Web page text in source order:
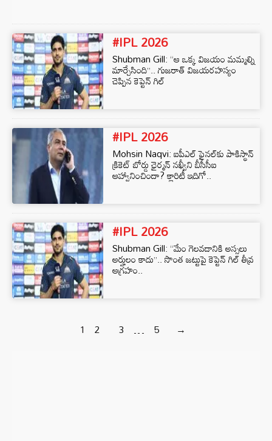
#IPL 2026
Shubman Gill: “ఆ ఒక్క విజయం మమ్మల్ని
మార్చేసింది”.. గుజరాత్ విజయరహస్యం
చెప్పిన కెప్టెన్ గిల్
#IPL 2026
Mohsin Naqvi: ఐపీఎల్ ఫైనల్‌కు పాకిస్థాన్
క్రికెట్ బోర్డు ఛైర్మన్‌ నఖ్వీని బీసీసీఐ
ఆహ్వానించిందా? క్లారిటీ ఇదిగో..
#IPL 2026
Shubman Gill: “మేం గెలవడానికి అస్సలు
అర్హులం కాదు”.. సొంత జట్టుపై కెప్టెన్ గిల్ తీవ్ర
ఆగ్రహం..
1 2 3 … 5 →